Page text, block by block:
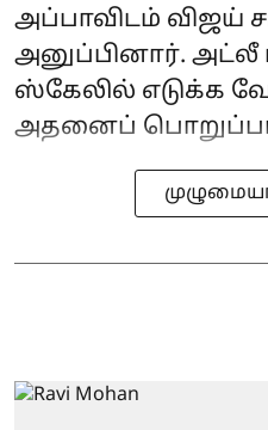
அப்பாவிடம் விஜய்
அனுப்பினார். அட்லீ
ஸ்கேலில் எடுக்க
அதனைப்